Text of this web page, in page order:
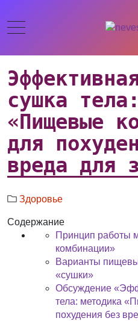
сушка
«Пищевые
для
вреда для
Здоровье
Содержание
Принцип работы
комбинации»
Варианты
«сушки»
Обсуждение
тела: методика
похудения без